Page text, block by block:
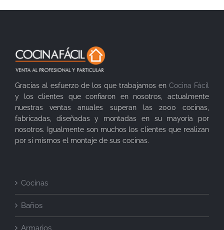
Gracias al esfuerzo de los que trabajamos en Cocina Fácil
y los clientes que confiaron en nosotros, actualmente
nuestras ventas anuales superan las 2000 cocinas,
fabricadas, diseñadas y montadas en su mayoría por
nosotros. Igualmente son muchos los clientes que realizan
por si mismos el montaje de sus cocinas.
Cocinas
Baños